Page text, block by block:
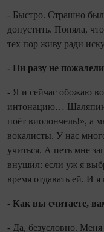
- Быстро. Страшно
допустить. Поняла,
тех пор живу ради
- Ни разу не
- Я и сейчас обожаю
интонацию… Шаляпин
поёт виолончель!», а
вокалисты. У нас
учиться. А петь мне
внушил: если уж я
время отдавать ей. И я
- Как вы считаете,
- Да, безусловно.